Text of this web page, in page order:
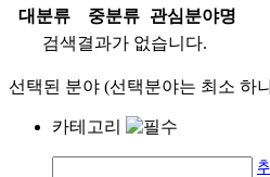
대분류
중분류
관심분야명
검색결과가 없습니다.
선택된 분야 (선택분야는 최소 하
카테고리